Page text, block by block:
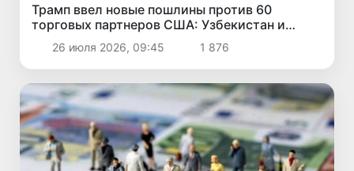
Трамп ввел новые пошлины против 60
торговых партнеров США: Узбекистан и
другие страны Центральной Азии в список не
вошли
26 июля 2026, 09:45 1 876